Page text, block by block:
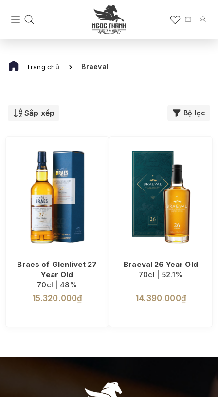
Trang chủ Braeval
Sắp xếp Bộ lọc
Braes of Glenlivet 27
Year Old
70cl | 48%
15.320.000₫
Braeval 26 Year Old
70cl | 52.1%
14.390.000₫